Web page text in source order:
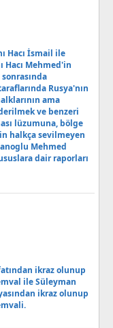
Hacı İsmail ile
Hacı Mehmed'in
Rusya'nın
ama
ve benzeri
lüzumuna, bölge
halkça sevilmeyen
Mehmed
dair raporları
ikraz olunup
ile Süleyman
ikraz olunup